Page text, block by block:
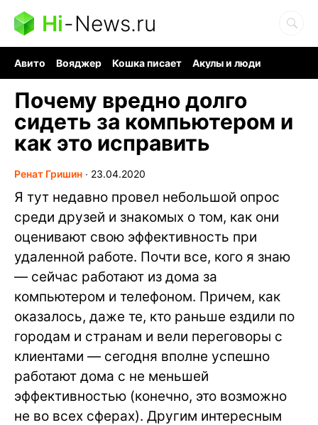
Hi-News.ru
Авито Вояджер Кошка писает
Акулы и люди
Почему вредно долго
сидеть за компьютером и
как это исправить
Ренат Гришин ∙ 23.04.2020
Я тут недавно провел небольшой опрос
среди друзей и знакомых о том, как они
оценивают свою эффективность при
удаленной работе. Почти все, кого я знаю
— сейчас работают из дома за
компьютером и телефоном. Причем, как
оказалось, даже те, кто раньше ездили по
городам и странам и вели переговоры с
клиентами — сегодня вполне успешно
работают дома с не меньшей
эффективностью (конечно, это возможно
не во всех сферах). Другим интересным